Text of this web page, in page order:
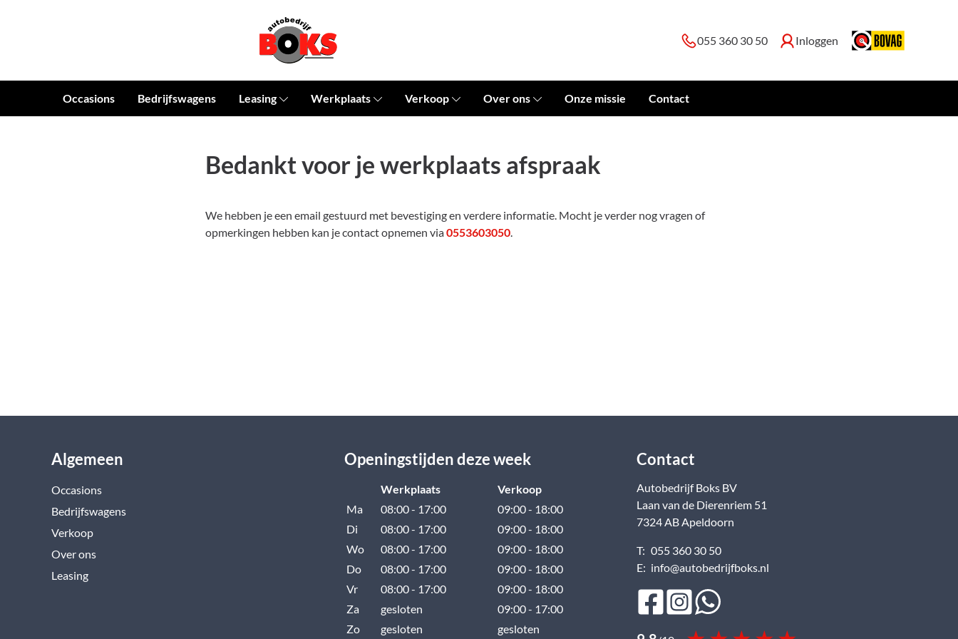
055 360 30 50 Inloggen
Occasions Bedrijfswagens Leasing Werkplaats Verkoop Over ons Onze missie Contact
Bedankt voor je werkplaats afspraak
We hebben je een email gestuurd met bevestiging en verdere informatie. Mocht je verder nog vragen of
opmerkingen hebben kan je contact opnemen via0553603050.
Algemeen
Occasions
Bedrijfswagens
Verkoop
Over ons
Leasing
Openingstijden deze week
Werkplaats
Verkoop
Ma
08:00 - 17:00
09:00 - 18:00
Di
08:00 - 17:00
09:00 - 18:00
Wo
08:00 - 17:00
09:00 - 18:00
Do
08:00 - 17:00
09:00 - 18:00
Vr
08:00 - 17:00
09:00 - 18:00
Za
gesloten
09:00 - 17:00
Zo
gesloten gesloten
Contact
Autobedrijf Boks BV
Laan van de Dierenriem 51
7324 ABApeldoorn
T: 055 360 30 50
E: info@autobedrijfboks.nl